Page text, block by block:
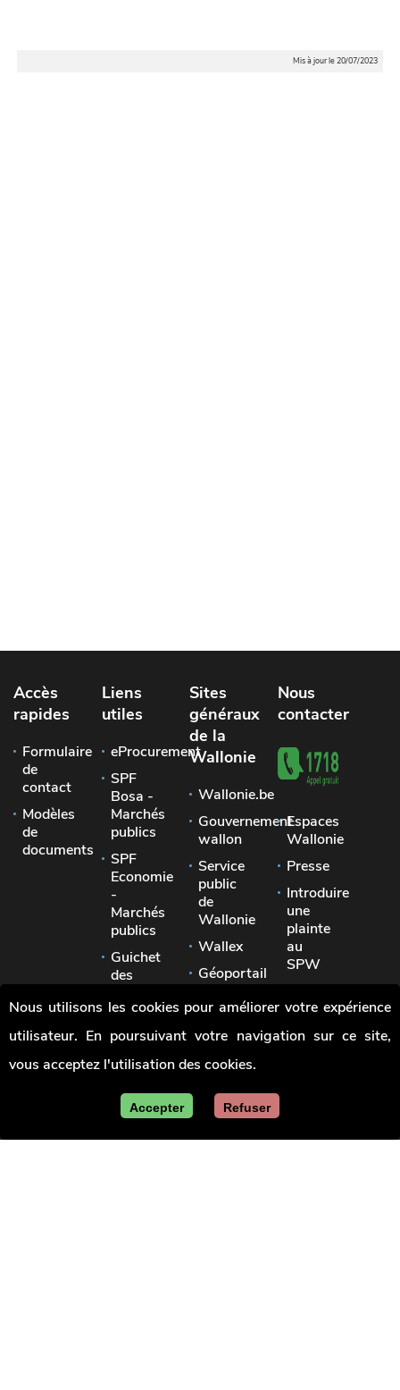
Mis à jour le 20/07/2023
Accès
rapides
Formulaire
de
contact
Modèles
de
documents
Liens
utiles
eProcurement
SPF
Bosa -
Marchés
publics
SPF
Economie
-
Marchés
publics
Guichet
des
locaux
Union
des
villes
et
communes
Wallonie
Sites
généraux
de la
Wallonie
Wallonie.be
Gouvernement
wallon
Service
public
de
Wallonie
Wallex
Géoportail
Jobs
Nous
contacter
Espaces
Wallonie
Presse
Introduire
une
plainte
au
SPW
une
irrégularité
Nous utilisons les cookies pour améliorer votre expérience
utilisateur. En poursuivant votre navigation sur ce site,
vous acceptez l'utilisation des cookies.
Accepter Refuser